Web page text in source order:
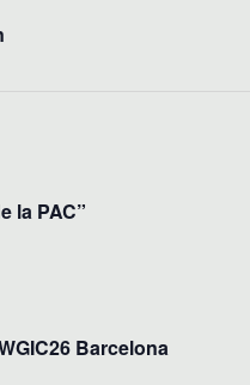
la PAC”
Barcelona